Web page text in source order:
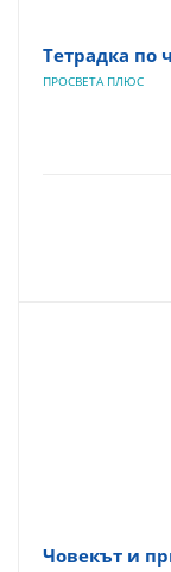
Тетрадка по
ПРОСВЕТА ПЛЮС
Човекът и